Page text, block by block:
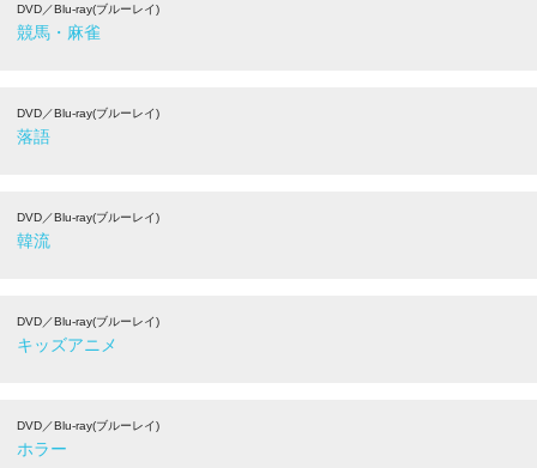
DVD／Blu-ray(ブルーレイ)
競馬・麻雀
DVD／Blu-ray(ブルーレイ)
落語
DVD／Blu-ray(ブルーレイ)
韓流
DVD／Blu-ray(ブルーレイ)
キッズアニメ
DVD／Blu-ray(ブルーレイ)
ホラー